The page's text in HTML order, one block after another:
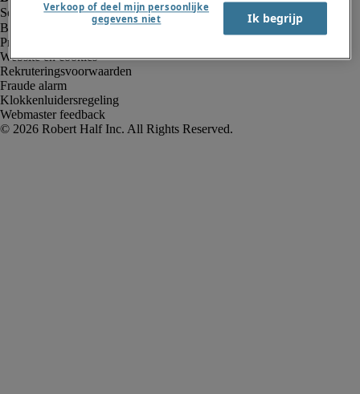
Bedrijfsinformatie
Privacyverklaring
Website en cookies
Rekruteringsvoorwaarden
Fraude alarm
Klokkenluidersregeling
Webmaster feedback
Verkoop of deel mijn persoonlijke
gegevens niet
Ik begrijp